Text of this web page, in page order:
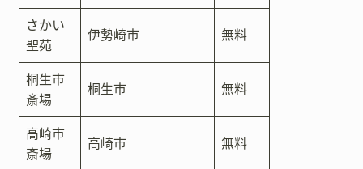
さかい
聖苑
伊勢崎市 無料
桐生市
斎場
桐生市 無料
高崎市
斎場
高崎市 無料